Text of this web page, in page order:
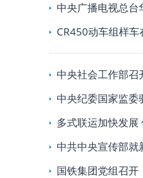
中央广播电视总
CR450动车组样
中央社会工作部
中央纪委国家监
多式联运加快发展
中共中央宣传部
国铁集团党组召开